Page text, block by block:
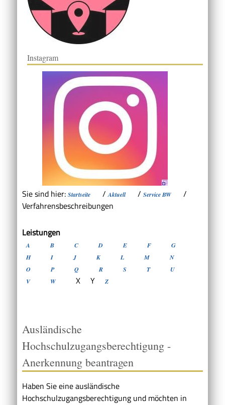
Instagram
Sie sind hier: Startseite /Aktuell / Service BW
/
Verfahrensbeschreibungen
Leistungen
A B C D E F
G
H
I J K L M
N
O
P Q R S T
U
V
W X Y Z
Ausländische
Hochschulzugangsberechtigung -
Anerkennung beantragen
Haben Sie eine ausländische
Hochschulzugangsberechtigung und möchten in